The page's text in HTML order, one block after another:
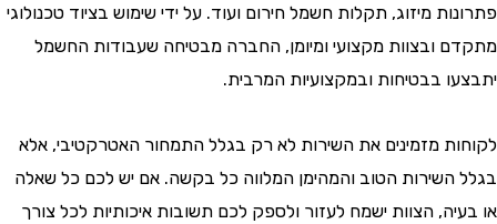
מיזוג, תקלות חשמל חירום ועוד. על ידי שימוש בציוד טכנולוגי
ובצוות מקצועי ומיומן, החברה מבטיחה שעבודות החשמל
בבטיחות ובמקצועיות המרבית.
מזמינים את השירות לא רק בגלל התמחור האטרקטיבי, אלא
הטוב והמהימן המלווה כל בקשה. אם יש לכם כל שאלה
הצוות ישמח לעזור ולספק לכם תשובות איכותיות לכל צורך